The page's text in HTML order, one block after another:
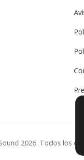
2026. Todos los